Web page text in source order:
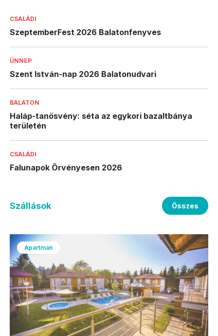
CSALÁDI
SzeptemberFest 2026 Balatonfenyves
ÜNNEP
Szent István-nap 2026 Balatonudvari
BALATON
Haláp-tanösvény: séta az egykori bazaltbánya
területén
CSALÁDI
Falunapok Örvényesen 2026
Szállások Összes
Apartman